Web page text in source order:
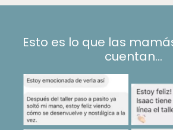
Esto es lo que las
cuentan...